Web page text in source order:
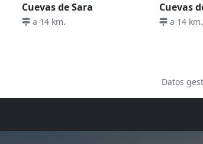
Cuevas de Sara
a 14 km.
Cuevas
a 14 km.
Datos